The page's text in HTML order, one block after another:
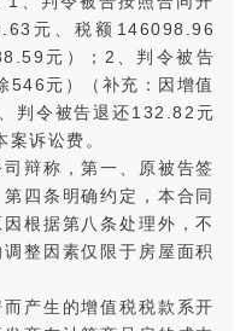
元、税额146098.96
元）；2、判令被告
元）（补充：因增值
判令被告退还132.82元
诉讼费。
辩称，第一、原被告签
四条明确约定，本合同
根据第八条处理外，不
整因素仅限于房屋面积
产生的增值税税款系开